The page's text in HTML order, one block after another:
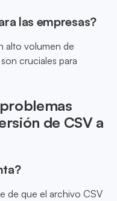
las empresas?
alto volumen de
cruciales para
de CSV a
de que el archivo CSV